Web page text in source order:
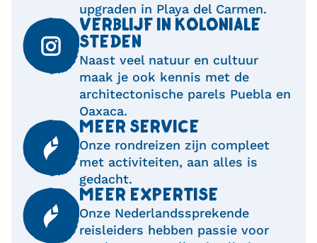
upgraden in Playa del Carmen.
VERBLIJF IN KOLONIALE
STEDEN
Naast veel natuur en cultuur
maak je ook kennis met de
architectonische parels Puebla en
Oaxaca.
MEER SERVICE
Onze rondreizen zijn compleet
met activiteiten, aan alles is
gedacht.
MEER EXPERTISE
Onze Nederlandssprekende
reisleiders hebben passie voor